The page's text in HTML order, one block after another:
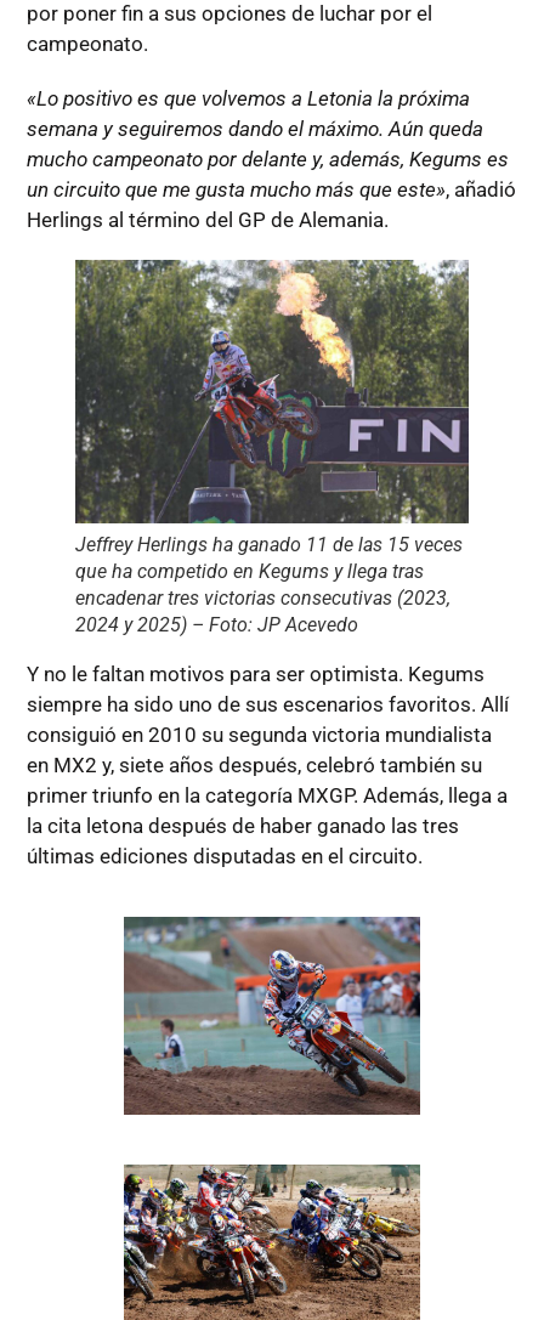
por poner fin a sus opciones de luchar por el
campeonato.
«Lo positivo es que volvemos a Letonia la próxima
semana y seguiremos dando el máximo. Aún queda
mucho campeonato por delante y, además, Kegums es
un circuito que me gusta mucho más que este», añadió
Herlings al término del GP de Alemania.
Jeffrey Herlings ha ganado 11 de las 15 veces
que ha competido en Kegums y llega tras
encadenar tres victorias consecutivas (2023,
2024 y 2025) – Foto: JP Acevedo
Y no le faltan motivos para ser optimista. Kegums
siempre ha sido uno de sus escenarios favoritos. Allí
consiguió en 2010 su segunda victoria mundialista
en MX2 y, siete años después, celebró también su
primer triunfo en la categoría MXGP. Además, llega a
la cita letona después de haber ganado las tres
últimas ediciones disputadas en el circuito.